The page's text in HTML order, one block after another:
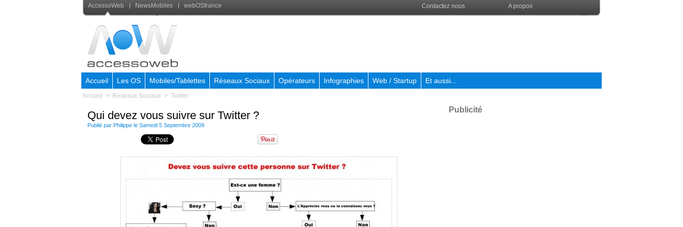
AccessoWeb NewsMobiles webOSfrance Contactez nous A propos
Accueil Les OS Mobiles/Tablettes Réseaux Sociaux Opérateurs Infographies Web / Startup Et aussi...
Accueil > Réseaux Sociaux > Twitter
Qui devez vous suivre sur Twitter ?
Publié par Philippe le Samedi 5 Septembre 2009
Publicité